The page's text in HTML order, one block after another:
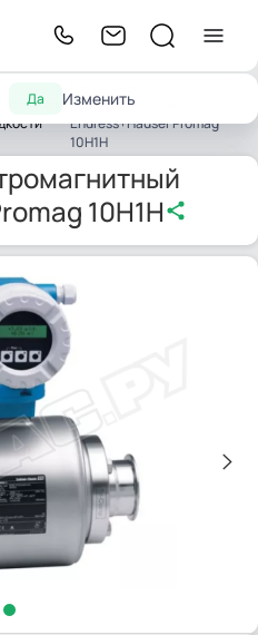
Да Изменить
электромагнитный
Endress+Hauser Promag
10H1H
10H1H